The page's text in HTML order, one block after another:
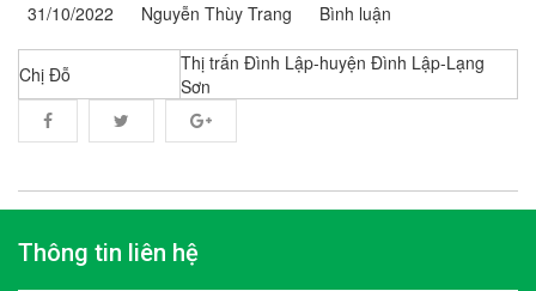
31/10/2022 Nguyễn Thùy Trang Bình luận
Chị Đỗ
Thị trấn Đình Lập-huyện Đình Lập-Lạng
Sơn
Thông tin liên hệ